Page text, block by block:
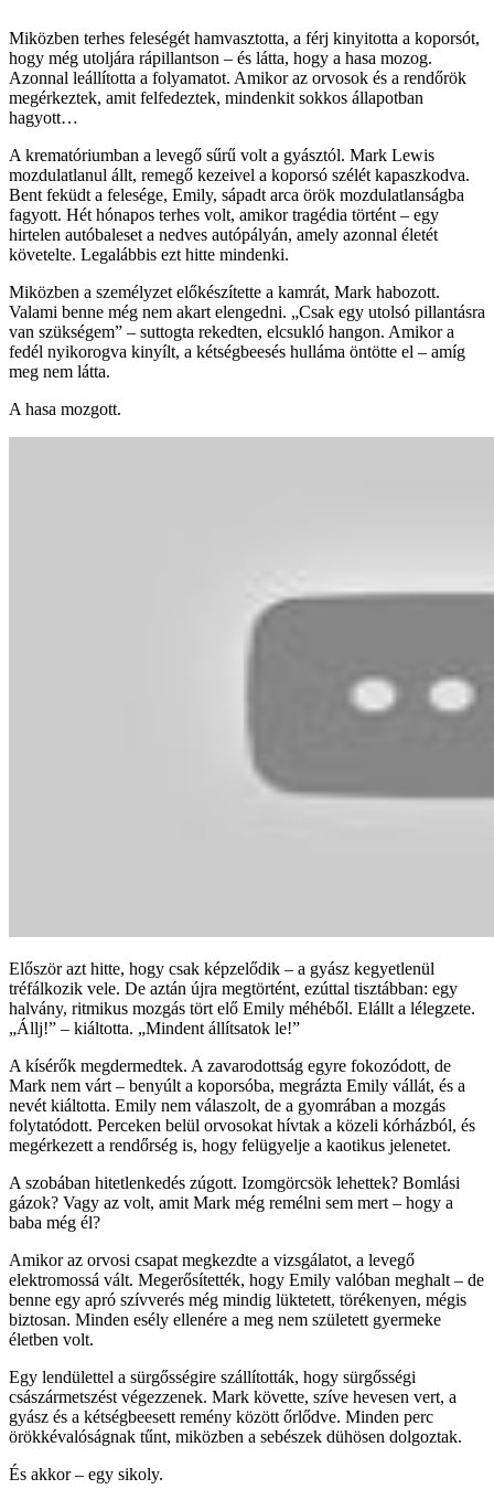
Miközben terhes feleségét hamvasztotta, a férj kinyitotta a koporsót,
hogy még utoljára rápillantson – és látta, hogy a hasa mozog.
Azonnal leállította a folyamatot. Amikor az orvosok és a rendőrök
megérkeztek, amit felfedeztek, mindenkit sokkos állapotban
hagyott…
A krematóriumban a levegő sűrű volt a gyásztól. Mark Lewis
mozdulatlanul állt, remegő kezeivel a koporsó szélét kapaszkodva.
Bent feküdt a felesége, Emily, sápadt arca örök mozdulatlanságba
fagyott. Hét hónapos terhes volt, amikor tragédia történt – egy
hirtelen autóbaleset a nedves autópályán, amely azonnal életét
követelte. Legalábbis ezt hitte mindenki.
Miközben a személyzet előkészítette a kamrát, Mark habozott.
Valami benne még nem akart elengedni. „Csak egy utolsó pillantásra
van szükségem” – suttogta rekedten, elcsukló hangon. Amikor a
fedél nyikorogva kinyílt, a kétségbeesés hulláma öntötte el – amíg
meg nem látta.
A hasa mozgott.
Először azt hitte, hogy csak képzelődik – a gyász kegyetlenül
tréfálkozik vele. De aztán újra megtörtént, ezúttal tisztábban: egy
halvány, ritmikus mozgás tört elő Emily méhéből. Elállt a lélegzete.
„Állj!” – kiáltotta. „Mindent állítsatok le!”
A kísérők megdermedtek. A zavarodottság egyre fokozódott, de
Mark nem várt – benyúlt a koporsóba, megrázta Emily vállát, és a
nevét kiáltotta. Emily nem válaszolt, de a gyomrában a mozgás
folytatódott. Perceken belül orvosokat hívtak a közeli kórházból, és
megérkezett a rendőrség is, hogy felügyelje a kaotikus jelenetet.
A szobában hitetlenkedés zúgott. Izomgörcsök lehettek? Bomlási
gázok? Vagy az volt, amit Mark még remélni sem mert – hogy a
baba még él?
Amikor az orvosi csapat megkezdte a vizsgálatot, a levegő
elektromossá vált. Megerősítették, hogy Emily valóban meghalt – de
benne egy apró szívverés még mindig lüktetett, törékenyen, mégis
biztosan. Minden esély ellenére a meg nem született gyermeke
életben volt.
Egy lendülettel a sürgősségire szállították, hogy sürgősségi
császármetszést végezzenek. Mark követte, szíve hevesen vert, a
gyász és a kétségbeesett remény között őrlődve. Minden perc
örökkévalóságnak tűnt, miközben a sebészek dühösen dolgoztak.
És akkor – egy sikoly.